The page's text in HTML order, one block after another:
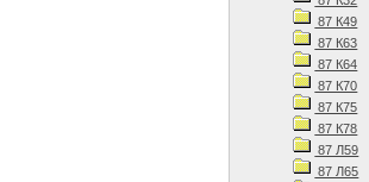
87 К49
87 К63
87 К64
87 К70
87 К75
87 К78
87 Л59
87 Л65